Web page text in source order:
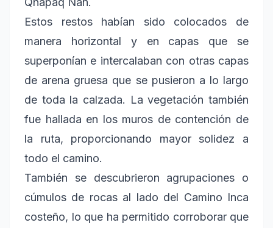
Estos restos habían sido colocados de
manera horizontal y en capas que se
superponían e intercalaban con otras capas
de arena gruesa que se pusieron a lo largo
de toda la calzada. La vegetación también
fue hallada en los muros de contención de
la ruta, proporcionando mayor solidez a
todo el camino.
También se descubrieron agrupaciones o
cúmulos de rocas al lado del Camino Inca
costeño, lo que ha permitido corroborar que